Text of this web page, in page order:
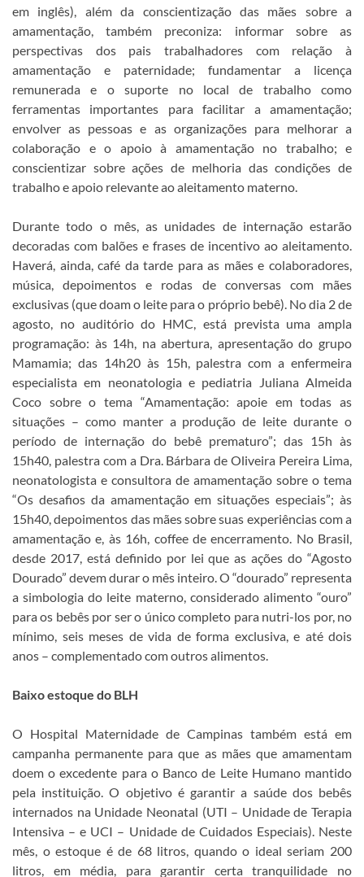
em inglês), além da conscientização das mães sobre a
amamentação, também preconiza: informar sobre as
perspectivas dos pais trabalhadores com relação à
amamentação e paternidade; fundamentar a licença
remunerada e o suporte no local de trabalho como
ferramentas importantes para facilitar a amamentação;
envolver as pessoas e as organizações para melhorar a
colaboração e o apoio à amamentação no trabalho; e
conscientizar sobre ações de melhoria das condições de
trabalho e apoio relevante ao aleitamento materno.
Durante todo o mês, as unidades de internação estarão
decoradas com balões e frases de incentivo ao aleitamento.
Haverá, ainda, café da tarde para as mães e colaboradores,
música, depoimentos e rodas de conversas com mães
exclusivas (que doam o leite para o próprio bebê). No dia 2 de
agosto, no auditório do HMC, está prevista uma ampla
programação: às 14h, na abertura, apresentação do grupo
Mamamia; das 14h20 às 15h, palestra com a enfermeira
especialista em neonatologia e pediatria Juliana Almeida
Coco sobre o tema “Amamentação: apoie em todas as
situações – como manter a produção de leite durante o
período de internação do bebê prematuro”; das 15h às
15h40, palestra com a Dra. Bárbara de Oliveira Pereira Lima,
neonatologista e consultora de amamentação sobre o tema
“Os desafios da amamentação em situações especiais”; às
15h40, depoimentos das mães sobre suas experiências com a
amamentação e, às 16h, coffee de encerramento. No Brasil,
desde 2017, está definido por lei que as ações do “Agosto
Dourado” devem durar o mês inteiro. O “dourado” representa
a simbologia do leite materno, considerado alimento “ouro”
para os bebês por ser o único completo para nutri-los por, no
mínimo, seis meses de vida de forma exclusiva, e até dois
anos – complementado com outros alimentos.
Baixo estoque do BLH
O Hospital Maternidade de Campinas também está em
campanha permanente para que as mães que amamentam
doem o excedente para o Banco de Leite Humano mantido
pela instituição. O objetivo é garantir a saúde dos bebês
internados na Unidade Neonatal (UTI – Unidade de Terapia
Intensiva – e UCI – Unidade de Cuidados Especiais). Neste
mês, o estoque é de 68 litros, quando o ideal seriam 200
litros, em média, para garantir certa tranquilidade no